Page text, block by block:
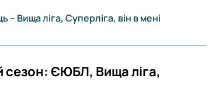
– Вища ліга, Суперліга, він в мені
сезон: ЄЮБЛ, Вища ліга,